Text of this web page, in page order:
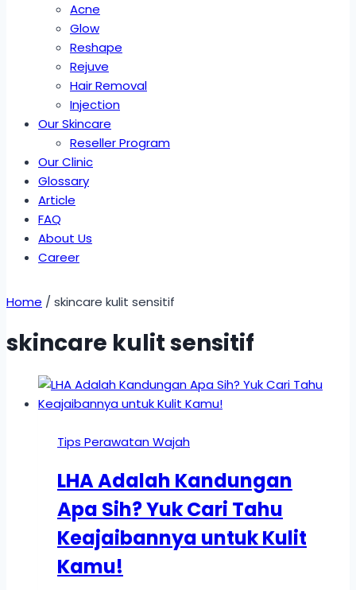
Acne
Glow
Reshape
Rejuve
Hair Removal
Injection
Our Skincare
Reseller Program
Our Clinic
Glossary
Article
FAQ
About Us
Career
Home / skincare kulit sensitif
skincare kulit sensitif
Tips Perawatan Wajah
LHA Adalah Kandungan
Apa Sih? Yuk Cari Tahu
Keajaibannya untuk Kulit
Kamu!